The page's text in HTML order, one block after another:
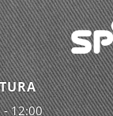
- 12:00